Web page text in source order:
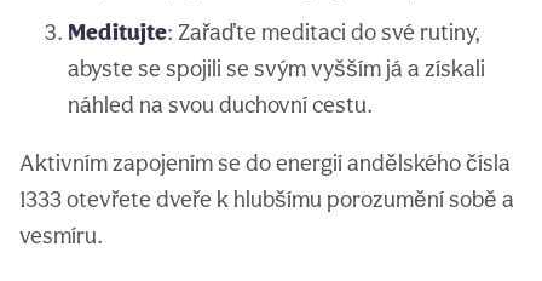
Meditujte: Zařaďte meditaci do své rutiny,
abyste se spojili se svým vyšším já a získali
náhled na svou duchovní cestu.
Aktivním zapojením se do energií andělského čísla
1333 otevřete dveře k hlubšímu porozumění sobě a
vesmíru.